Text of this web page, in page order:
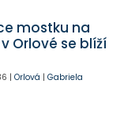
mostku na
Orlové se blíží
| Orlová | Gabriela